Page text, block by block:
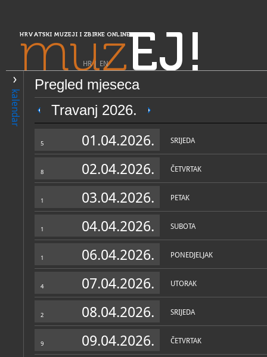
HRVATSKI MUZEJI I ZBIRKE ONLINE
muzEJ!
HR| EN
kalendar
Pregled mjeseca
Travanj 2026.
5 01.04.2026. SRIJEDA
8 02.04.2026. ČETVRTAK
1 03.04.2026. PETAK
1 04.04.2026. SUBOTA
1 06.04.2026. PONEDJELJAK
4 07.04.2026. UTORAK
2 08.04.2026. SRIJEDA
9 09.04.2026. ČETVRTAK
PRETRAŽIVANJE
Središnja Hrvatska
Hrvatski povijesni muzej -
muzej Ivan Goran Kovačić
OPĆI PODACI
Muzej
istaknutog hrvatskog
antifašističkog borca,
Kuću - kamenu katnicu